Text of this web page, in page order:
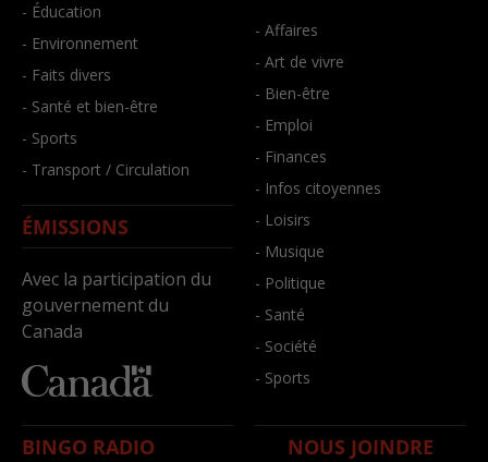
- Éducation
- Environnement
- Faits divers
- Santé et bien-être
- Sports
- Transport / Circulation
ÉMISSIONS
Avec la participation du
gouvernement du
Canada
- Affaires
- Art de vivre
- Bien-être
- Emploi
- Finances
- Infos citoyennes
- Loisirs
- Musique
- Politique
- Santé
- Société
- Sports
BINGO RADIO NOUS JOINDRE